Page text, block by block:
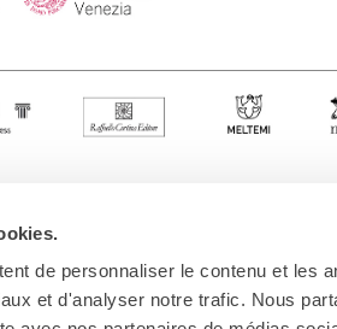
de personnaliser le contenu et les
et d'analyser notre trafic. Nous